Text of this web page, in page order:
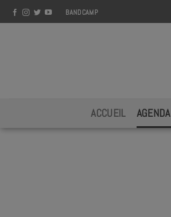
Skip
to
BANDCAMP
ACCUEIL AGENDA